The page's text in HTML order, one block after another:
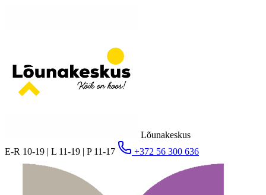
Lõunakeskus
E-R 10-19 | L 11-19 | P 11-17
+372 56 300 636